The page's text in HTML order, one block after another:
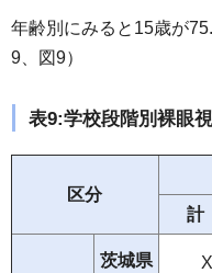
年齢別にみると15歳が
9、図9）
表9:学校段階別裸眼
区分
計
茨城県 X